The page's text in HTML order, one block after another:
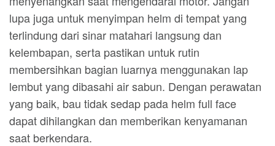
lupa juga untuk menyimpan helm di tempat yang
terlindung dari sinar matahari langsung dan
kelembapan, serta pastikan untuk rutin
membersihkan bagian luarnya menggunakan lap
lembut yang dibasahi air sabun. Dengan perawatan
yang baik, bau tidak sedap pada helm full face
dapat dihilangkan dan memberikan kenyamanan
saat berkendara.